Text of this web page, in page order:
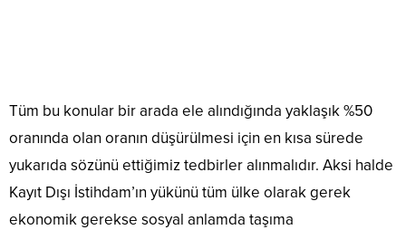
Tüm bu konular bir arada ele alındığında yaklaşık %50
oranında olan oranın düşürülmesi için en kısa sürede
yukarıda sözünü ettiğimiz tedbirler alınmalıdır. Aksi halde
Kayıt Dışı İstihdam’ın yükünü tüm ülke olarak gerek
ekonomik gerekse sosyal anlamda taşıma